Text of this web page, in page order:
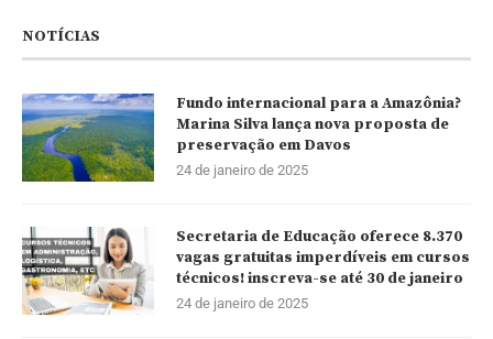
NOTÍCIAS
Fundo internacional para a Amazônia?
Marina Silva lança nova proposta de
preservação em Davos
24 de janeiro de 2025
Secretaria de Educação oferece 8.370
vagas gratuitas imperdíveis em cursos
técnicos! inscreva-se até 30 de janeiro
24 de janeiro de 2025